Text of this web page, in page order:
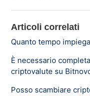
Articoli correlati
Quanto tempo
È necessario
criptovalute su
Posso scambiare